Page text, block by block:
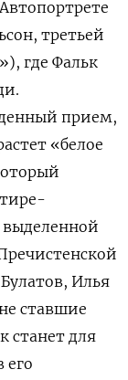
третьей
где Фальк
прием,
«белое
выделенной
Илья
ставшие
станет для
его